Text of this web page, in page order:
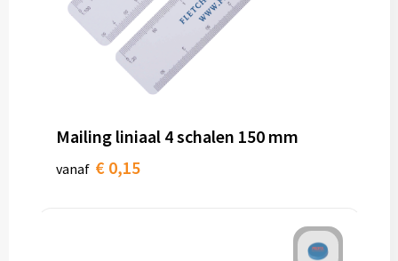
Mailing liniaal 4 schalen 150 mm
vanaf € 0,15